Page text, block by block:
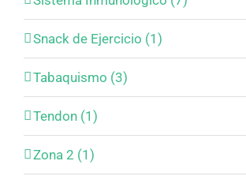
Snack de Ejercicio (1)
Tabaquismo (3)
Tendon (1)
Zona 2 (1)